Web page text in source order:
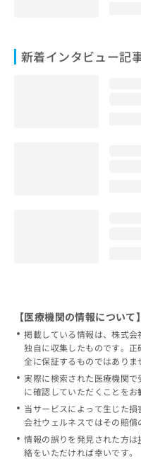
新着インタビュー記
【医療機関の情報について】
掲載している情報は、株式
独自に収集したものです。
全に保証するものではありま
実際に検索された医療機関
に確認していただくことをお
当サービスによって生じた
会社ウェルネスではその賠償
情報の誤りを発見された方は
絡をいただければ幸いです。